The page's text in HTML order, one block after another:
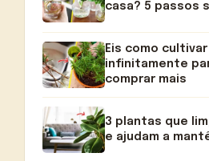
casa? 5 passos
Eis como
infinitamente
comprar mais
3 plantas que
e ajudam a